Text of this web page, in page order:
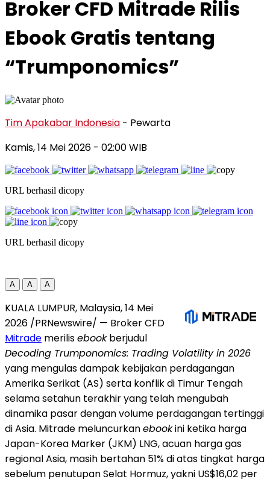
Broker CFD Mitrade Rilis
Ebook Gratis tentang
“Trumponomics”
Tim Apakabar Indonesia - Pewarta
Kamis, 14 Mei 2026 - 02:00 WIB
URL berhasil dicopy
URL berhasil dicopy
A A A
KUALA LUMPUR, Malaysia, 14 Mei
2026 /PRNewswire/ — Broker CFD
Mitrade merilisebookberjudul
Decoding Trumponomics: Trading Volatility in 2026
yang mengulas dampak kebijakan perdagangan
Amerika Serikat (AS) serta konflik di Timur Tengah
selama setahun terakhir yang telah mengubah
dinamika pasar dengan volume perdagangan tertinggi
di Asia. Mitrade meluncurkanebookini ketika harga
Japan-Korea Marker (JKM) LNG, acuan harga gas
regional Asia, masih bertahan 51% di atas tingkat harga
sebelum penutupan Selat Hormuz, yakni US$16,02 per